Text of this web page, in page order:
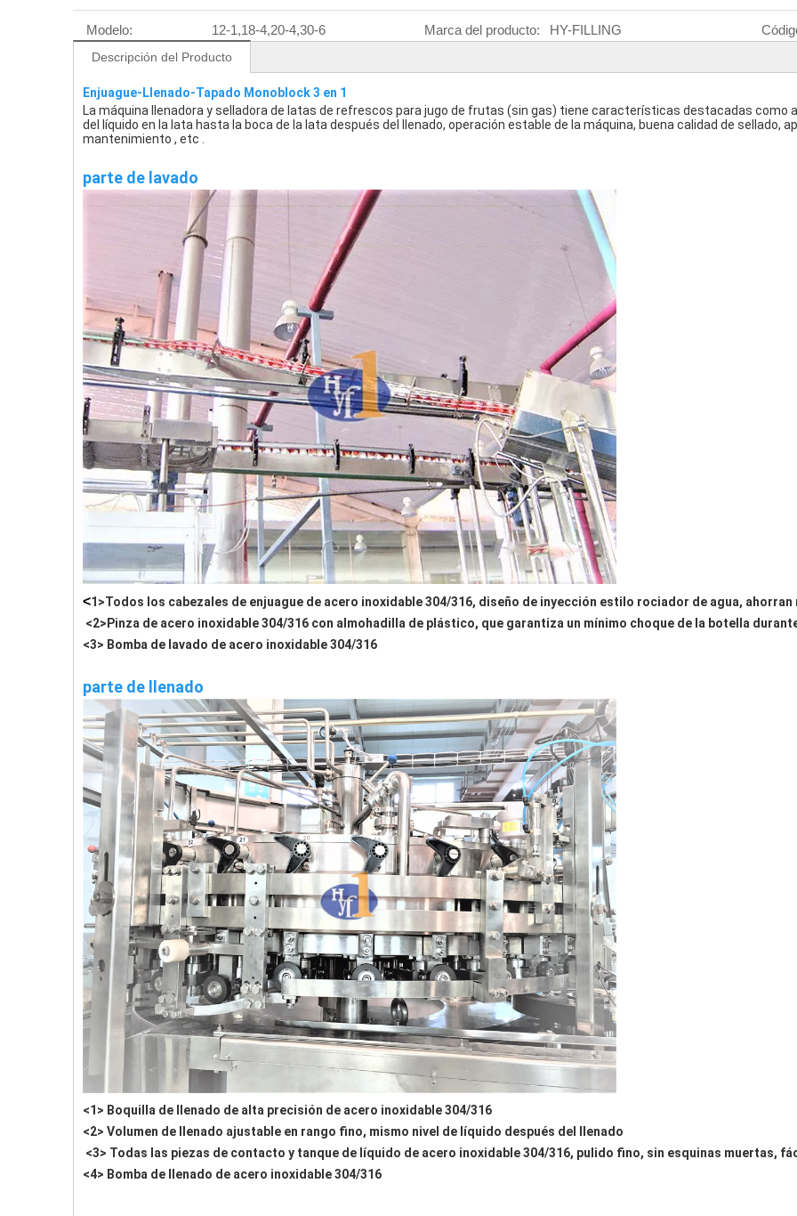
Modelo: 12-1,18-4,20-4,30-6 Marca del producto: HY-FILLING
Descripción del Producto
Enjuague-Llenado-Tapado Monoblock 3 en 1
La máquina llenadora y selladora de latas de refrescos para jugo de frutas (sin gas) tiene características destacadas como
del líquido en la lata hasta la boca de la lata después del llenado, operación estable de la máquina, buena calidad de sellado,
mantenimiento , etc .
parte de lavado
<1>Todos los cabezales de enjuague de acero inoxidable 304/316, diseño de inyección estilo rociador de agua, ahorran
<2>Pinza de acero inoxidable 304/316 con almohadilla de plástico, que garantiza un mínimo choque de la botella
<3> Bomba de lavado de acero inoxidable 304/316
parte de llenado
<1> Boquilla de llenado de alta precisión de acero inoxidable 304/316
<2> Volumen de llenado ajustable en rango fino, mismo nivel de líquido después del llenado
<3> Todas las piezas de contacto y tanque de líquido de acero inoxidable 304/316, pulido fino, sin esquinas muertas,
<4> Bomba de llenado de acero inoxidable 304/316